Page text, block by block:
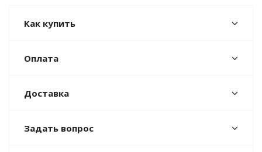
Как купить
Оплата
Доставка
Задать вопрос